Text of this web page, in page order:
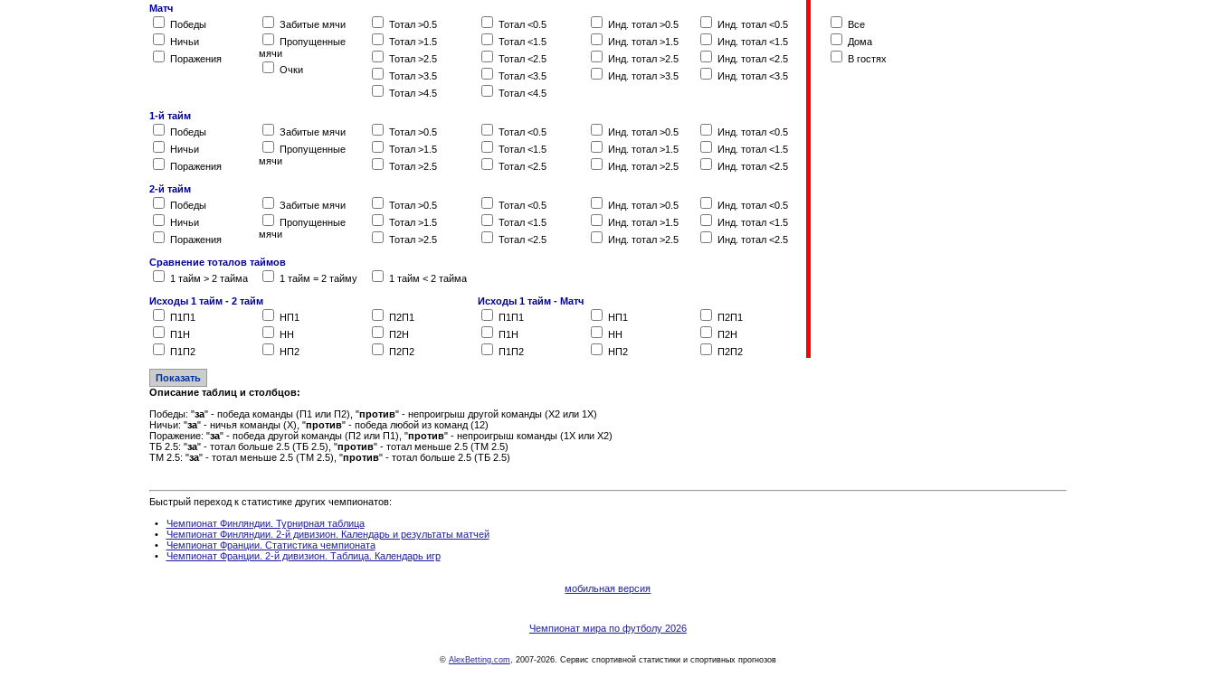
Матч
Победы
Ничьи
Поражения
Забитые мячи
Пропущенные
мячи
Очки
Тотал >0.5
Тотал >1.5
Тотал >2.5
Тотал >3.5
Тотал >4.5
Тотал <0.5
Тотал <1.5
Тотал <2.5
Тотал <3.5
Тотал <4.5
Инд. тотал >0.5
Инд. тотал >1.5
Инд. тотал >2.5
Инд. тотал >3.5
Инд. тотал <0.5
Инд. тотал <1.5
Инд. тотал <2.5
Инд. тотал <3.5
Все
Дома
В гостях
1-й тайм
Победы
Ничьи
Поражения
Забитые мячи
Пропущенные
мячи
Тотал >0.5
Тотал >1.5
Тотал >2.5
Тотал <0.5
Тотал <1.5
Тотал <2.5
Инд. тотал >0.5
Инд. тотал >1.5
Инд. тотал >2.5
Инд. тотал <0.5
Инд. тотал <1.5
Инд. тотал <2.5
2-й тайм
Победы
Ничьи
Поражения
Забитые мячи
Пропущенные
мячи
Тотал >0.5
Тотал >1.5
Тотал >2.5
Тотал <0.5
Тотал <1.5
Тотал <2.5
Инд. тотал >0.5
Инд. тотал >1.5
Инд. тотал >2.5
Инд. тотал <0.5
Инд. тотал <1.5
Инд. тотал <2.5
Сравнение тоталов таймов
1 тайм > 2 тайма
1 тайм = 2 тайму 1 тайм < 2 тайма
Исходы 1 тайм - 2 тайм
Исходы 1 тайм - Матч
П1П1
П1Н
П1П2
НП1
НН
НП2
П2П1
П2Н
П2П2
П1П1
П1Н
П1П2
НП1
НН
НП2
П2П1
П2Н
П2П2
Описание таблиц и столбцов:
Победы: "за" - победа команды (П1 или П2), "против" - непроигрыш другой команды (Х2 или 1Х)
Ничьи: "за" - ничья команды (Х), "против" - победа любой из команд (12)
Поражение: "за" - победа другой команды (П2 или П1), "против" - непроигрыш команды (1Х или Х2)
ТБ 2.5: "за" - тотал больше 2.5 (ТБ 2.5), "против" - тотал меньше 2.5 (ТМ 2.5)
ТМ 2.5: "за" - тотал меньше 2.5 (ТМ 2.5), "против" - тотал больше 2.5 (ТБ 2.5)
Быстрый переход к статистике других чемпионатов:
• Чемпионат Финляндии. Турнирная таблица
• Чемпионат Финляндии. 2-й дивизион. Календарь и результаты матчей
• Чемпионат Франции. Статистика чемпионата
• Чемпионат Франции. 2-й дивизион. Таблица. Календарь игр
мобильная версия
Чемпионат мира по футболу 2026
© AlexBetting.com, 2007-2026. Сервис спортивной статистики и спортивных прогнозов